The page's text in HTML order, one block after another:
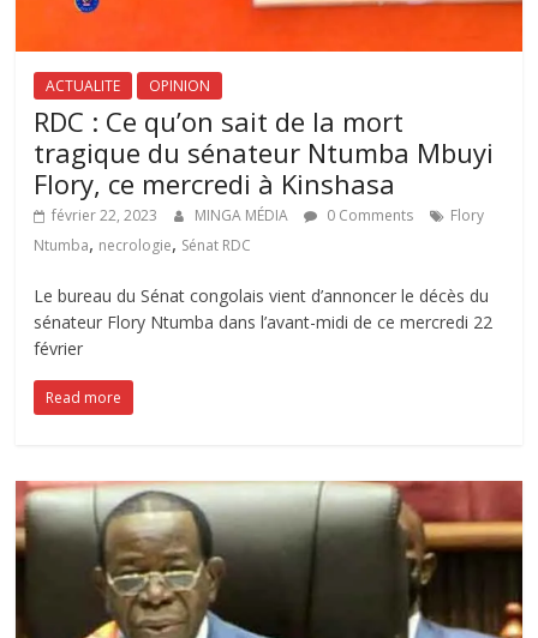
ACTUALITE OPINION
RDC : Ce qu’on sait de la mort
tragique du sénateur Ntumba Mbuyi
Flory, ce mercredi à Kinshasa
février 22, 2023 MINGA MÉDIA 0 Comments
Flory
Ntumba, necrologie, Sénat RDC
Le bureau du Sénat congolais vient d’annoncer le décès du
sénateur Flory Ntumba dans l’avant-midi de ce mercredi 22
février
Read more